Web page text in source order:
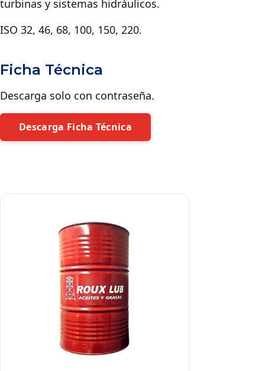
turbinas y sistemas hidráulicos.
ISO 32, 46, 68, 100, 150, 220.
Ficha Técnica
Descarga solo con contraseña.
Descarga Ficha Técnica